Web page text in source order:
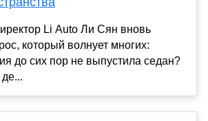
Li Auto Ли Сян вновь
который волнует многих:
до сих пор не выпустила седан?